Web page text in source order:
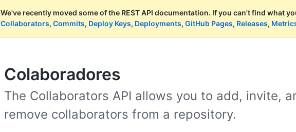
We've recently moved some of the REST API documentation. If you can't find what
Collaborators, Commits, Deploy Keys, Deployments, GitHub Pages, Releases,
Colaboradores
The Collaborators API allows you to add, invite,
remove collaborators from a repository.